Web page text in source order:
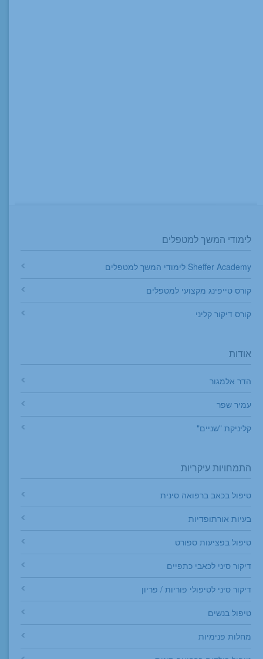
לימודי המשך למטפלים
Sheffer Academy לימודי המשך למטפלים
קורס טייפינג מקצועי למטפלים
קורס דיקור קליני
אודות
הדר אלמגור
עמיר שפר
קליניקת "שניים"
התמחויות עיקריות
טיפול בכאב ברפואה סינית
בעיות אורתופדיות
טיפול בפציעות ספורט
דיקור סיני לכאבי כתפיים
דיקור סיני לטיפולי פוריות / פריון
טיפול בנשים
מחלות פנימיות